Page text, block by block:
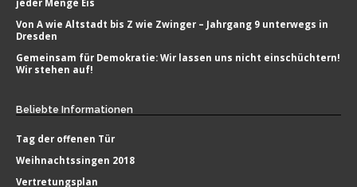
jeder Menge Eis
Von A wie Altstadt bis Z wie Zwinger – Jahrgang 9 unterwegs in
Dresden
Gemeinsam für Demokratie: Wir lassen uns nicht einschüchtern!
Wir stehen auf!
Beliebte Informationen
Tag der offenen Tür
Weihnachtssingen 2018
Vertretungsplan